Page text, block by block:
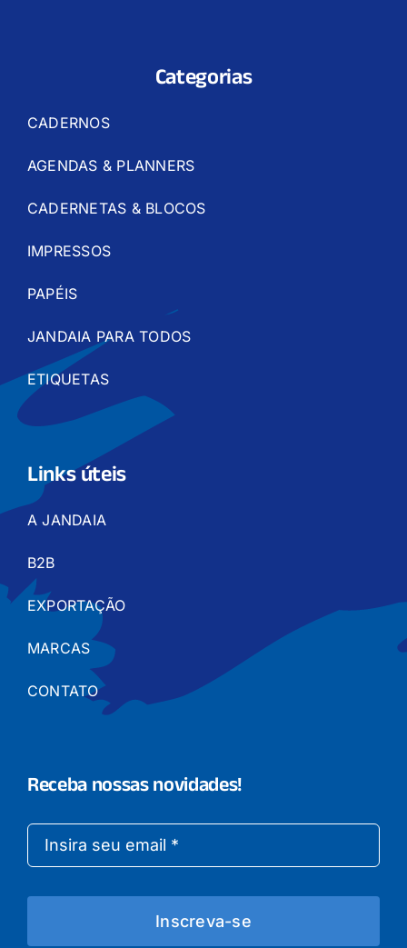
Categorias
CADERNOS
AGENDAS & PLANNERS
CADERNETAS & BLOCOS
IMPRESSOS
PAPÉIS
JANDAIA PARA TODOS
ETIQUETAS
Links úteis
A JANDAIA
B2B
EXPORTAÇÃO
MARCAS
CONTATO
Receba nossas novidades!
Inscreva-se